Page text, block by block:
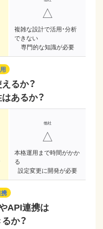
△
複雑な設計で活用・分析
できない
専門的な知識が必要
るか？
あるか？
△
本格運用まで時間がかか
る
設定変更に開発が必要
API連携は
か？